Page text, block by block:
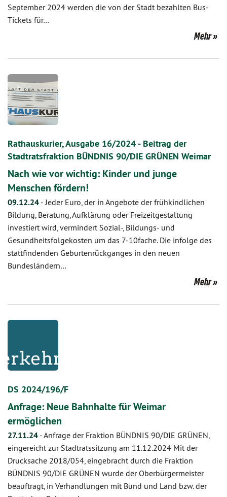
September 2024 werden die von der Stadt bezahlten Bus-
Tickets für…
Mehr
Rathauskurier, Ausgabe 16/2024 - Beitrag der
Stadtratsfraktion BÜNDNIS 90/DIE GRÜNEN Weimar
Nach wie vor wichtig: Kinder und junge
Menschen fördern!
09.12.24 -Jeder Euro, der in Angebote der frühkindlichen
Bildung, Beratung, Aufklärung oder Freizeitgestaltung
investiert wird, vermindert Sozial-, Bildungs- und
Gesundheitsfolgekosten um das 7-10fache. Die infolge des
stattfindenden Geburtenrückganges in den neuen
Bundesländern…
Mehr
DS 2024/196/F
Anfrage: Neue Bahnhalte für Weimar
ermöglichen
27.11.24 -Anfrage der Fraktion BÜNDNIS 90/DIE GRÜNEN,
eingereicht zur Stadtratssitzung am 11.12.2024 Mit der
Drucksache 2018/054, eingebracht durch die Fraktion
BÜNDNIS 90/DIE GRÜNEN wurde der Oberbürgermeister
beauftragt, in Verhandlungen mit Bund und Land bzw. der